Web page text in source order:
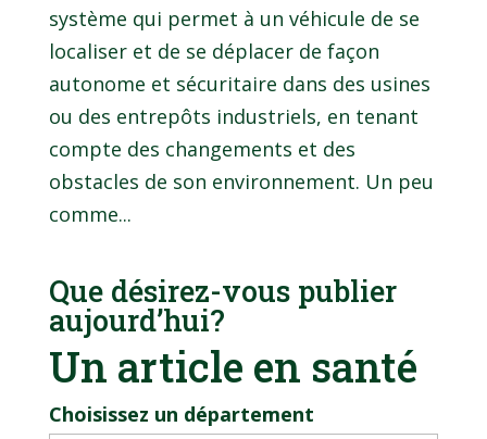
système qui permet à un véhicule de se
localiser et de se déplacer de façon
autonome et sécuritaire dans des usines
ou des entrepôts industriels, en tenant
compte des changements et des
obstacles de son environnement. Un peu
comme...
Que désirez-vous publier
aujourd’hui?
Un article en santé
Choisissez un département